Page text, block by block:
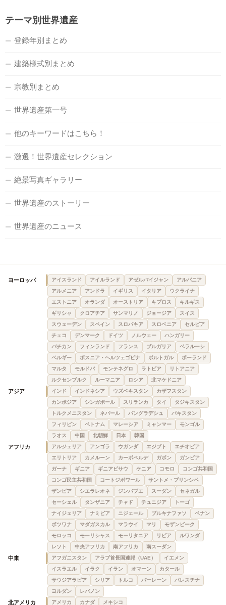
テーマ別世界遺産
登録年別まとめ
建築様式別まとめ
宗教別まとめ
世界遺産第一号
他のキーワードはこちら！
激選！世界遺産セレクション
絶景写真ギャラリー
世界遺産のストーリー
世界遺産のニュース
ヨーロッパ アイスランド アイルランド アゼルバイジャン
アルバニア
アルメニア
アンドラ イギリス イタリア
ウクライナ
エストニア
オランダ オーストリア キプロス
キルギス
ギリシャ
クロアチア サンマリノ ジョージア
スイス
スウェーデン
スペイン スロバキア スロベニア
セルビア
チェコ
デンマーク ドイツ ノルウェー
ハンガリー
バチカン
フィンランド フランス ブルガリア
ベラルーシ
ベルギー
ボスニア・ヘルツェゴビナ ポルトガル
ポーランド
マルタ
モルドバ モンテネグロ ラトビア
リトアニア
ルクセンブルク
ルーマニア ロシア 北マケドニア
アジア インド インドネシア ウズベキスタン
カザフスタン
カンボジア
シンガポール スリランカ タイ
タジキスタン
トルクメニスタン
ネパール バングラデシュ
パキスタン
フィリピン
ベトナム マレーシア ミャンマー
モンゴル
ラオス
中国 北朝鮮 日本 韓国
アフリカ アルジェリア アンゴラ ウガンダ エジプト
エチオピア
エリトリア
カメルーン カーボベルデ ガボン
ガンビア
ガーナ
ギニア ギニアビサウ ケニア コモロ
コンゴ共和国
コンゴ民主共和国
コートジボワール
サントメ・プリンシペ
ザンビア
シエラレオネ ジンバブエ スーダン
セネガル
セーシェル
タンザニア チャド チュニジア
トーゴ
ナイジェリア
ナミビア ニジェール ブルキナファソ
ベナン
ボツワナ
マダガスカル マラウイ マリ
モザンビーク
モロッコ
モーリシャス モーリタニア リビア
ルワンダ
レソト
中央アフリカ 南アフリカ 南スーダン
中東 アフガニスタン アラブ首長国連邦（UAE）
イエメン
イスラエル
イラク イラン オマーン
カタール
サウジアラビア
シリア トルコ バーレーン
パレスチナ
ヨルダン
レバノン
北アメリカ アメリカ カナダ メキシコ